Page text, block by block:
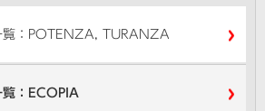
覧：POTENZA, TURANZA
覧：ECOPIA